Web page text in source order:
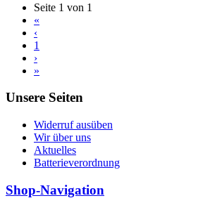
Seite 1 von 1
«
‹
1
›
»
Unsere Seiten
Widerruf ausüben
Wir über uns
Aktuelles
Batterieverordnung
Shop-Navigation